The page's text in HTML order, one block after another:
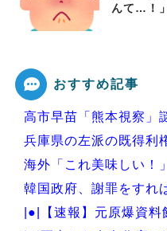
んて…！
おすすめ記事
高市早苗「熊本視察」
兵庫県の左派の既得利
海外「これ美味しい！
韓国政府、謝罪をすれ
|●|【速報】元原爆資料